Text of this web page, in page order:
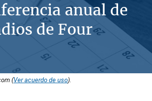
anual de
de Four
(Ver acuerdo de uso).